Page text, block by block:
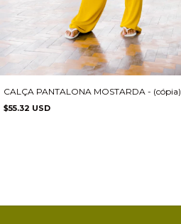
CALÇA PANTALONA MOSTARDA - (cópia)
$55.32 USD